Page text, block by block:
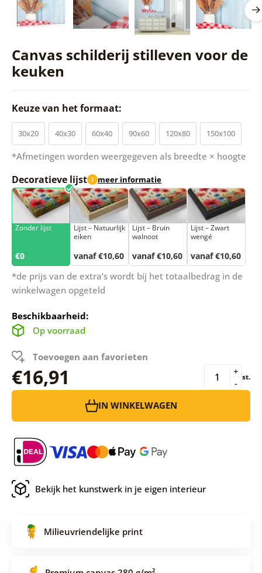
Canvas schilderij stilleven voor de
keuken
Keuze van het formaat:
30x20 40x30 60x40 90x60 120x80 150x100
*Afmetingen worden weergegeven als breedte × hoogte
Decoratieve lijst i meer informatie
Zonder lijst
€0
Lijst – Natuurlijk
eiken
vanaf €10,60
Lijst – Bruin
walnoot
vanaf €10,60
Lijst – Zwart
wengé
vanaf €10,60
*de prijs van de extra’s wordt bij het totaalbedrag in de
winkelwagen opgeteld
Beschikbaarheid:
Op voorraad
Toevoegen aan favorieten
€16,91 -
+ st.
IN WINKELWAGEN
Bekijk het kunstwerk in je eigen interieur
Milieuvriendelijke print